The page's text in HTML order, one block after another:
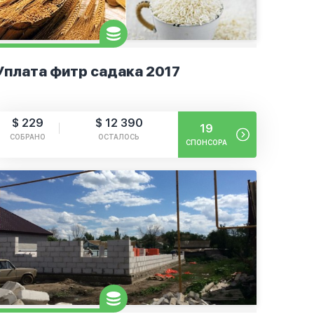
фитр садака 2017
$ 229
СОБРАНО
$ 12 390
ОСТАЛОСЬ
19
СПОНСОРА